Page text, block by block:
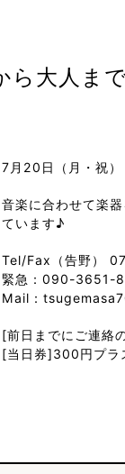
大人ま
7月20日（月・祝
音楽に合わせて楽
ています♪
Tel/Fax（告野）
緊急：090-3651-
Mail：
[前日までにご連
[当日券]300円プラ